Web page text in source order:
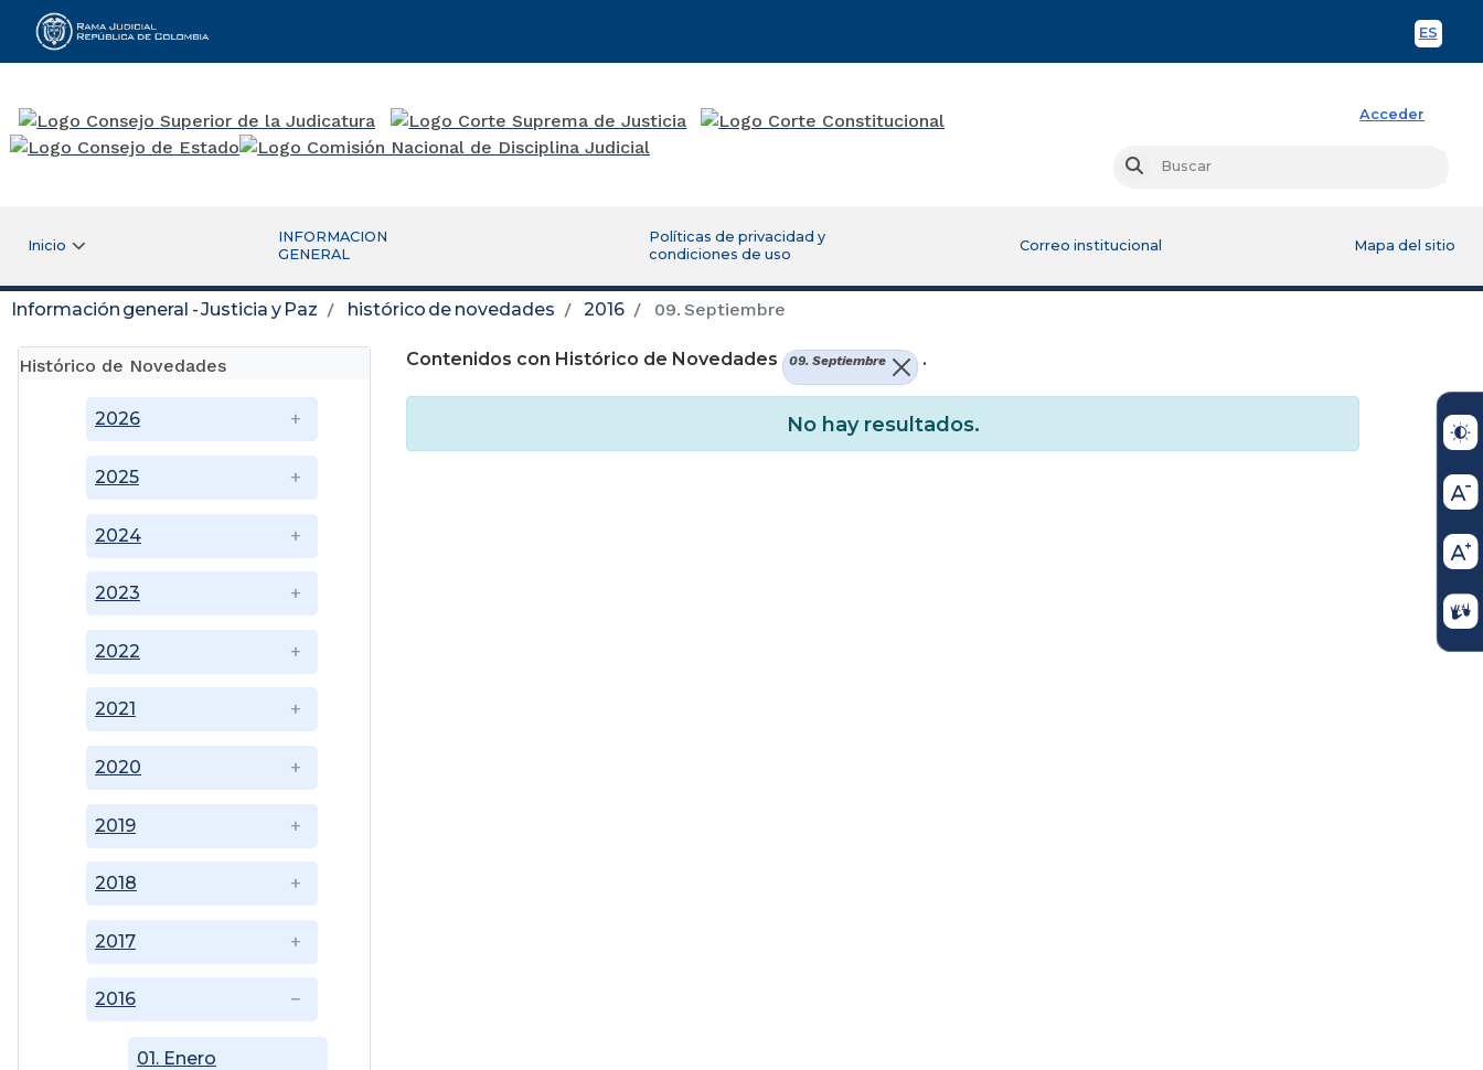
ES
Rama Judicial
Acceder
Buscar
Inicio
INFORMACION
GENERAL
Políticas de privacidad y
condiciones de uso
Correo institucional Mapa del sitio
Información general - Justicia y Paz histórico de novedades 2016 09. Septiembre
Histórico de Novedades
2016
01. Enero
2017
2018
2019
2020
2021
2022
2023
2024
2025
2026
Contenidos con Histórico de Novedades 09. Septiembre .
No hay resultados.